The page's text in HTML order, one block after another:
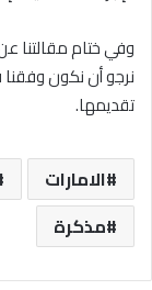
وفي ختام مقالتنا
نرجو أن نكون
تقديمها.
الامارات
مذكرة